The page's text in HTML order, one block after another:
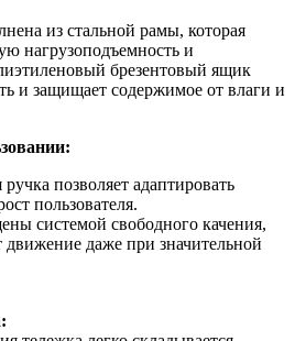
из стальной рамы, которая
нагрузоподъемность и
брезентовый ящик
и защищает содержимое от влаги и
позволяет адаптировать
пользователя.
системой свободного качения,
движение даже при значительной